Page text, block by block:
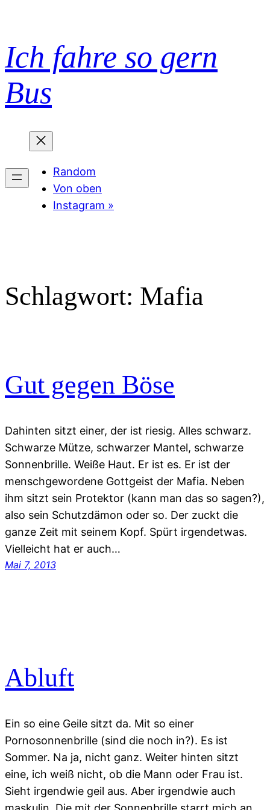
springen
Ich fahre so gern
Bus
Random
Von oben
Instagram »
Schlagwort: Mafia
Gut gegen Böse
Dahinten sitzt einer, der ist riesig. Alles schwarz.
Schwarze Mütze, schwarzer Mantel, schwarze
Sonnenbrille. Weiße Haut. Er ist es. Er ist der
menschgewordene Gottgeist der Mafia. Neben
ihm sitzt sein Protektor (kann man das so sagen?),
also sein Schutzdämon oder so. Der zuckt die
ganze Zeit mit seinem Kopf. Spürt irgendetwas.
Vielleicht hat er auch…
Mai 7, 2013
Abluft
Ein so eine Geile sitzt da. Mit so einer
Pornosonnenbrille (sind die noch in?). Es ist
Sommer. Na ja, nicht ganz. Weiter hinten sitzt
eine, ich weiß nicht, ob die Mann oder Frau ist.
Sieht irgendwie geil aus. Aber irgendwie auch